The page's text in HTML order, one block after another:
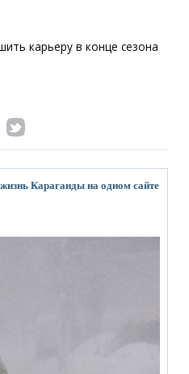
карьеру в конце сезона
Караганды на одном сайте